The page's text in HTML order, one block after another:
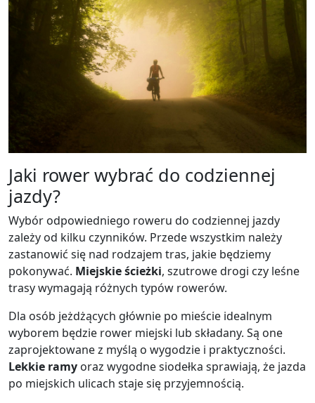
Jaki rower wybrać do codziennej
jazdy?
Wybór odpowiedniego roweru do codziennej jazdy
zależy od kilku czynników. Przede wszystkim należy
zastanowić się nad rodzajem tras, jakie będziemy
pokonywać. Miejskie ścieżki, szutrowe drogi czy leśne
trasy wymagają różnych typów rowerów.
Dla osób jeżdżących głównie po mieście idealnym
wyborem będzie rower miejski lub składany. Są one
zaprojektowane z myślą o wygodzie i praktyczności.
Lekkie ramy oraz wygodne siodełka sprawiają, że jazda
po miejskich ulicach staje się przyjemnością.